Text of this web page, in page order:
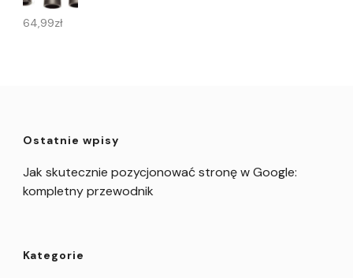
64,99zł
Ostatnie wpisy
Jak skutecznie pozycjonować stronę w Google:
kompletny przewodnik
Kategorie